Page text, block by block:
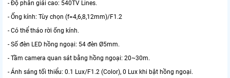
- Độ phân giải cao: 540TV Lines.
- Ống kính: Tùy chọn (f=4,6,8,12mm)/F1.2
- Có thể tháo rời ống kính.
- Số đèn LED hồng ngoại: 54 đèn Ø5mm.
- Tầm camera quan sát bằng hồng ngoại: 20~30m.
- Ánh sáng tối thiểu: 0.1 Lux/F1.2 (Color), 0 Lux khi bật hồng ngoại.